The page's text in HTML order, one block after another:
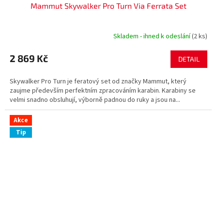
Mammut Skywalker Pro Turn Via Ferrata Set
Skladem - ihned k odeslání(2 ks)
2 869 Kč DETAIL
Skywalker Pro Turn je feratový set od značky Mammut, který
zaujme především perfektním zpracováním karabin. Karabiny se
velmi snadno obsluhují, výborně padnou do ruky a jsou na...
Akce
Tip